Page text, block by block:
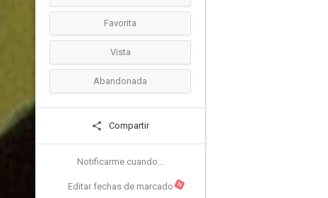
Favorita
Vista
Abandonada
Compartir
Notificarme cuando...
Editar fechas de marcado N